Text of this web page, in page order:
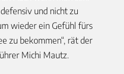
und nicht zu
wieder ein Gefühl fürs
zu bekommen“, rät der
Michi Mautz.